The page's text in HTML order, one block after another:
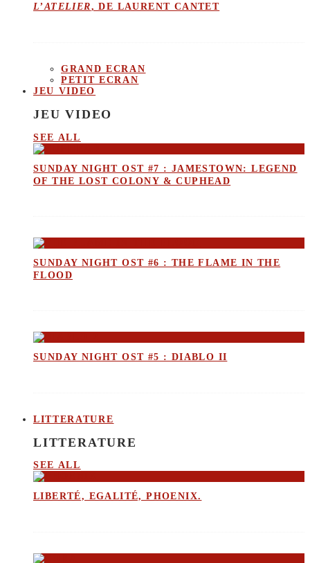
L’ATELIER, DE LAURENT CANTET
GRAND ECRAN
PETIT ECRAN
JEU VIDEO
JEU VIDEO
SEE ALL
SUNDAY NIGHT OST #7 : JAMESTOWN: LEGEND
OF THE LOST COLONY & CUPHEAD
SUNDAY NIGHT OST #6 : THE FLAME IN THE
FLOOD
SUNDAY NIGHT OST #5 : DIABLO II
LITTERATURE
LITTERATURE
SEE ALL
LIBERTÉ, EGALITÉ, PHOENIX.